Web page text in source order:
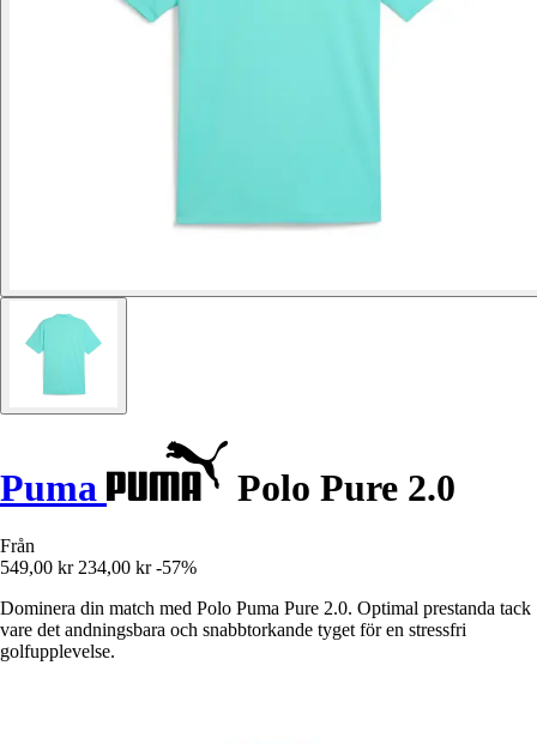
Puma Polo Pure 2.0
Från
549,00 kr 234,00 kr -57%
Dominera din match med Polo Puma Pure 2.0. Optimal prestanda tack
vare det andningsbara och snabbtorkande tyget för en stressfri
golfupplevelse.